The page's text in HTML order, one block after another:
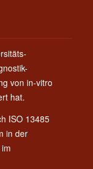
von in-vitro
hat.
ISO 13485
in der